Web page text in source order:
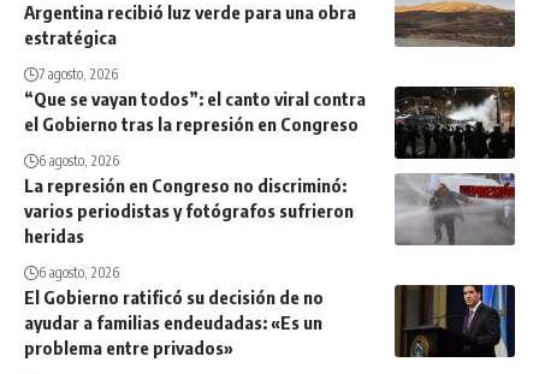
Argentina recibió luz verde para una obra
estratégica
7 agosto, 2026
“Que se vayan todos”: el canto viral contra
el Gobierno tras la represión en Congreso
6 agosto, 2026
La represión en Congreso no discriminó:
varios periodistas y fotógrafos sufrieron
heridas
6 agosto, 2026
El Gobierno ratificó su decisión de no
ayudar a familias endeudadas: «Es un
problema entre privados»